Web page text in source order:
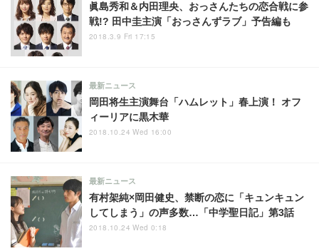
眞島秀和＆内田理央、おっさんたちの恋合戦に参
戦!? 田中圭主演「おっさんずラブ」予告編も
2018.3.9 Fri 17:15
岡田将生主演舞台「ハムレット」春上演！ オフ
ィーリアに黒木華
最新ニュース
2018.10.24 Wed 16:00
有村架純×岡田健史、禁断の恋に「キュンキュン
してしまう」の声多数…「中学聖日記」第3話
最新ニュース
2018.10.24 Wed 0:18